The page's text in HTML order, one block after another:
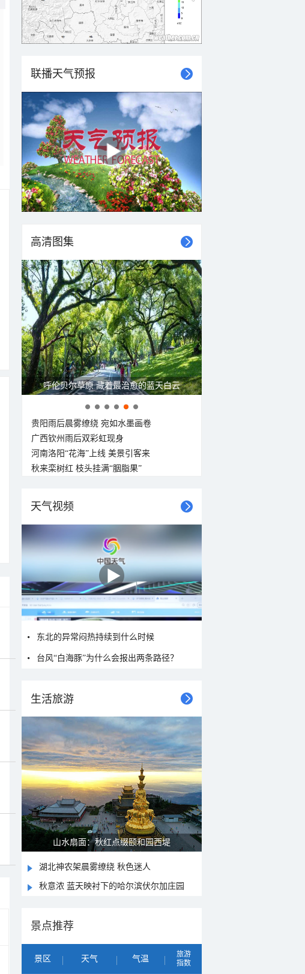
联播天气预报
高清图集
呼伦贝尔草原 藏着最治愈的蓝天白云
贵阳雨后晨雾缭绕 宛如水墨画卷
广西钦州雨后双彩虹现身
河南洛阳“花海”上线 美景引客来
秋来栾树红 枝头挂满“胭脂果”
天气视频
东北的异常闷热持续到什么时候
台风“白海豚”为什么会报出两条路径？
生活旅游
山水扇面：秋红点缀颐和园西堤
湖北神农架晨雾缭绕 秋色迷人
秋意浓 蓝天映衬下的哈尔滨伏尔加庄园
景点推荐
景区 天气 气温
旅游
指数